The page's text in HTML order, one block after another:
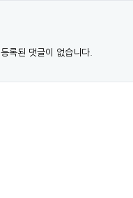
등록된 댓글이 없습니다.